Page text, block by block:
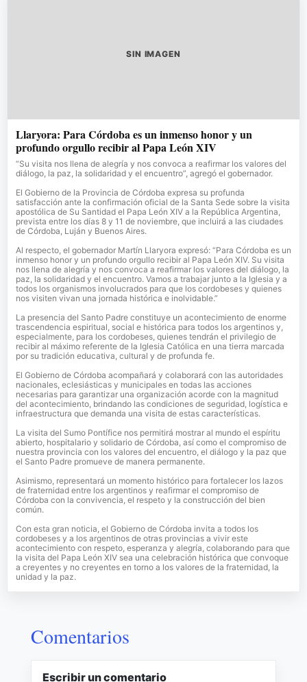
SIN IMAGEN
Llaryora: Para Córdoba es un inmenso honor y un
profundo orgullo recibir al Papa León XIV
“Su visita nos llena de alegría y nos convoca a reafirmar los valores del
diálogo, la paz, la solidaridad y el encuentro”, agregó el gobernador.
El Gobierno de la Provincia de Córdoba expresa su profunda
satisfacción ante la confirmación oficial de la Santa Sede sobre la visita
apostólica de Su Santidad el Papa León XIV a la República Argentina,
prevista entre los días 8 y 11 de noviembre, que incluirá a las ciudades
de Córdoba, Luján y Buenos Aires.
Al respecto, el gobernador Martín Llaryora expresó: “Para Córdoba es un
inmenso honor y un profundo orgullo recibir al Papa León XIV. Su visita
nos llena de alegría y nos convoca a reafirmar los valores del diálogo, la
paz, la solidaridad y el encuentro. Vamos a trabajar junto a la Iglesia y a
todos los organismos involucrados para que los cordobeses y quienes
nos visiten vivan una jornada histórica e inolvidable.”
La presencia del Santo Padre constituye un acontecimiento de enorme
trascendencia espiritual, social e histórica para todos los argentinos y,
especialmente, para los cordobeses, quienes tendrán el privilegio de
recibir al máximo referente de la Iglesia Católica en una tierra marcada
por su tradición educativa, cultural y de profunda fe.
El Gobierno de Córdoba acompañará y colaborará con las autoridades
nacionales, eclesiásticas y municipales en todas las acciones
necesarias para garantizar una organización acorde con la magnitud
del acontecimiento, brindando las condiciones de seguridad, logística e
infraestructura que demanda una visita de estas características.
La visita del Sumo Pontífice nos permitirá mostrar al mundo el espíritu
abierto, hospitalario y solidario de Córdoba, así como el compromiso de
nuestra provincia con los valores del encuentro, el diálogo y la paz que
el Santo Padre promueve de manera permanente.
Asimismo, representará un momento histórico para fortalecer los lazos
de fraternidad entre los argentinos y reafirmar el compromiso de
Córdoba con la convivencia, el respeto y la construcción del bien
común.
Con esta gran noticia, el Gobierno de Córdoba invita a todos los
cordobeses y a los argentinos de otras provincias a vivir este
acontecimiento con respeto, esperanza y alegría, colaborando para que
la visita del Papa León XIV sea una celebración histórica que convoque
a creyentes y no creyentes en torno a los valores de la fraternidad, la
unidad y la paz.
Comentarios
Escribir un comentario